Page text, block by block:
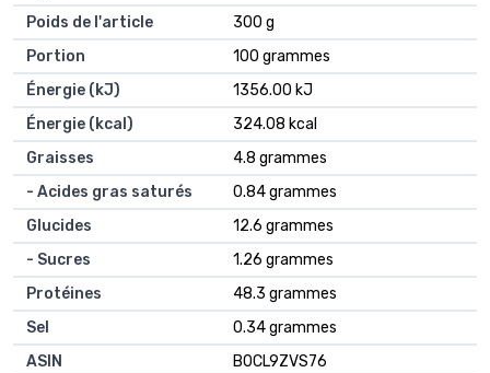
Poids de l'article
‎300 g
Portion
‎100 grammes
Énergie (kJ)
‎1356.00 kJ
Énergie (kcal)
‎324.08 kcal
Graisses
‎4.8 grammes
- Acides gras saturés
‎0.84 grammes
Glucides
‎12.6 grammes
- Sucres
‎1.26 grammes
Protéines
‎48.3 grammes
Sel
‎0.34 grammes
ASIN
B0CL9ZVS76